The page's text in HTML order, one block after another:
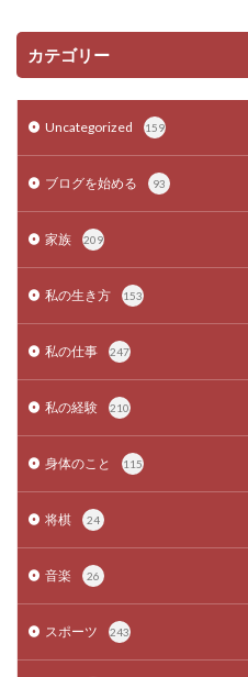
カテゴリー
Uncategorized 159
ブログを始める 93
家族 209
私の生き方 153
私の仕事 247
私の経験 210
身体のこと 115
将棋 24
音楽 26
スポーツ 243